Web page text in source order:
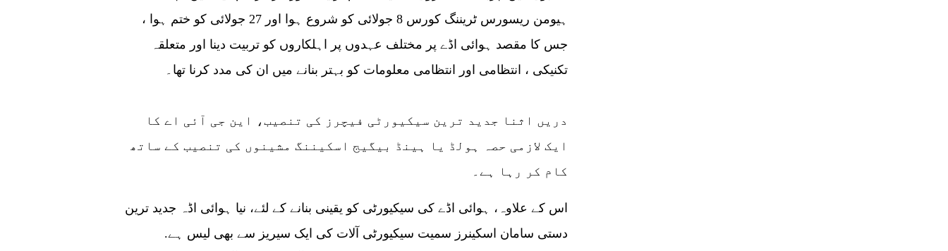
ہیومن ریسورس ٹریننگ کورس 8 جولائی کو شروع ہوا اور 27 جولائی کو ختم ہوا ،
جس کا مقصد ہوائی اڈے پر مختلف عہدوں پر اہلکاروں کو تربیت دینا اور متعلقہ
تکنیکی ، انتظامی اور انتظامی معلومات کو بہتر بنانے میں ان کی مدد کرنا تھا۔
ایک لازمی حصہ ہولڈ یا ہینڈ بیگیج اسکیننگ مشینوں کی تنصیب کے ساتھ
کام کر رہا ہے۔
اس کے علاوہ، ہوائی اڈے کی سیکیورٹی کو یقینی بنانے کے لئے، نیا ہوائی اڈہ جدید ترین
دستی سامان اسکینرز سمیت سیکیورٹی آلات کی ایک سیریز سے بھی لیس ہے.